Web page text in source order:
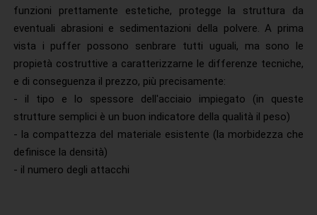
funzioni prettamente estetiche, protegge la struttura da
eventuali abrasioni e sedimentazioni della polvere. A prima
vista i puffer possono senbrare tutti uguali, ma sono le
propietà costruttive a caratterizzarne le differenze tecniche,
e di conseguenza il prezzo, più precisamente:
- il tipo e lo spessore dell'acciaio impiegato (in queste
strutture semplici è un buon indicatore della qualità il peso)
- la compattezza del materiale esistente (la morbidezza che
definisce la densità)
- il numero degli attacchi